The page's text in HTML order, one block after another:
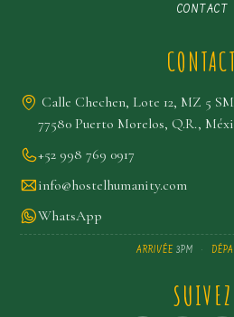
CONTACT
CONTACT
Calle Chechen, Lote 12, MZ 5
77580 Puerto Morelos, Q.R.,
+52 998 769 0917
info@hostelhumanity.com
WhatsApp
ARRIVÉE 3PM ·
SUIVEZ